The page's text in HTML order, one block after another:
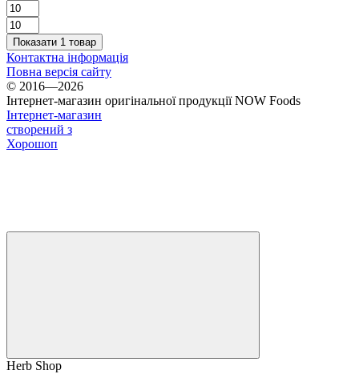
Показати 1 товар
Контактна інформація
Повна версія сайту
© 2016—2026
Інтернет-магазин оригінальної продукції NOW Foods
Інтернет-магазин
створений з
Хорошоп
Herb Shop